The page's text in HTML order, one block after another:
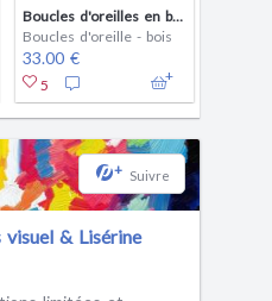
Boucles d'oreilles en bois et cuir AMANDE Rose
Boucles d'oreille - bois
33.00 €
5
+ Suivre
& Lisérine